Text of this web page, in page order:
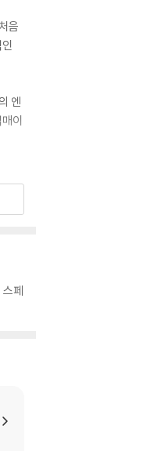
음
엔
이
.
페